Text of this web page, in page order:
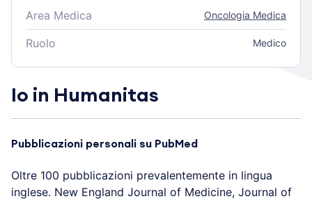
Area Medica Oncologia Medica
Ruolo Medico
Io in Humanitas
Pubblicazioni personali su PubMed
Oltre 100 pubblicazioni prevalentemente in lingua
inglese. New England Journal of Medicine, Journal of